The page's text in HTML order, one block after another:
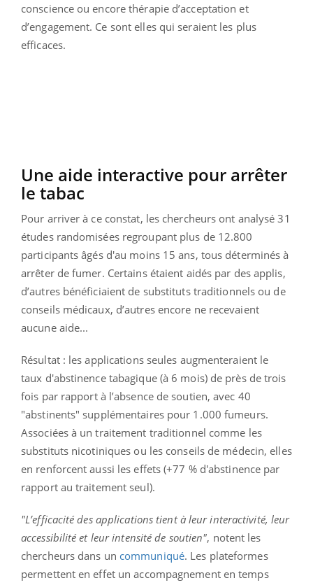
conscience ou encore thérapie d’acceptation et
d’engagement. Ce sont elles qui seraient les plus
efficaces.
Une aide interactive pour arrêter
le tabac
Pour arriver à ce constat, les chercheurs ont analysé 31
études randomisées regroupant plus de 12.800
participants âgés d'au moins 15 ans, tous déterminés à
arrêter de fumer. Certains étaient aidés par des applis,
d’autres bénéficiaient de substituts traditionnels ou de
conseils médicaux, d’autres encore ne recevaient
aucune aide...
Résultat : les applications seules augmenteraient le
taux d'abstinence tabagique (à 6 mois) de près de trois
fois par rapport à l’absence de soutien, avec 40
"abstinents" supplémentaires pour 1.000 fumeurs.
Associées à un traitement traditionnel comme les
substituts nicotiniques ou les conseils de médecin, elles
en renforcent aussi les effets (+77 % d'abstinence par
rapport au traitement seul).
"L’efficacité des applications tient à leur interactivité, leur
accessibilité et leur intensité de soutien", notent les
chercheurs dans un communiqué. Les plateformes
permettent en effet un accompagnement en temps